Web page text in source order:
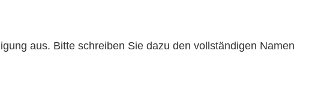
aus. Bitte schreiben Sie dazu den vollständigen Namen